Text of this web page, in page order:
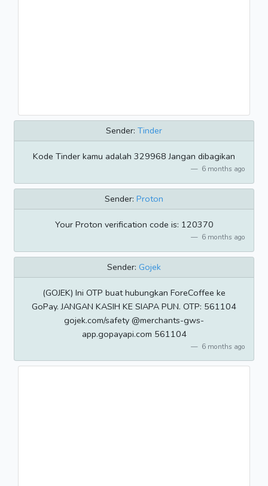
Sender: Tinder
Kode Tinder kamu adalah 329968 Jangan dibagikan
6 months ago
Sender: Proton
Your Proton verification code is: 120370
6 months ago
Sender: Gojek
(GOJEK) Ini OTP buat hubungkan ForeCoffee ke
GoPay. JANGAN KASIH KE SIAPA PUN. OTP: 561104
gojek.com/safety @merchants-gws-
app.gopayapi.com 561104
6 months ago